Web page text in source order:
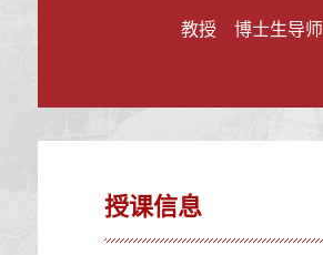
教授 博士生导师
授课信息